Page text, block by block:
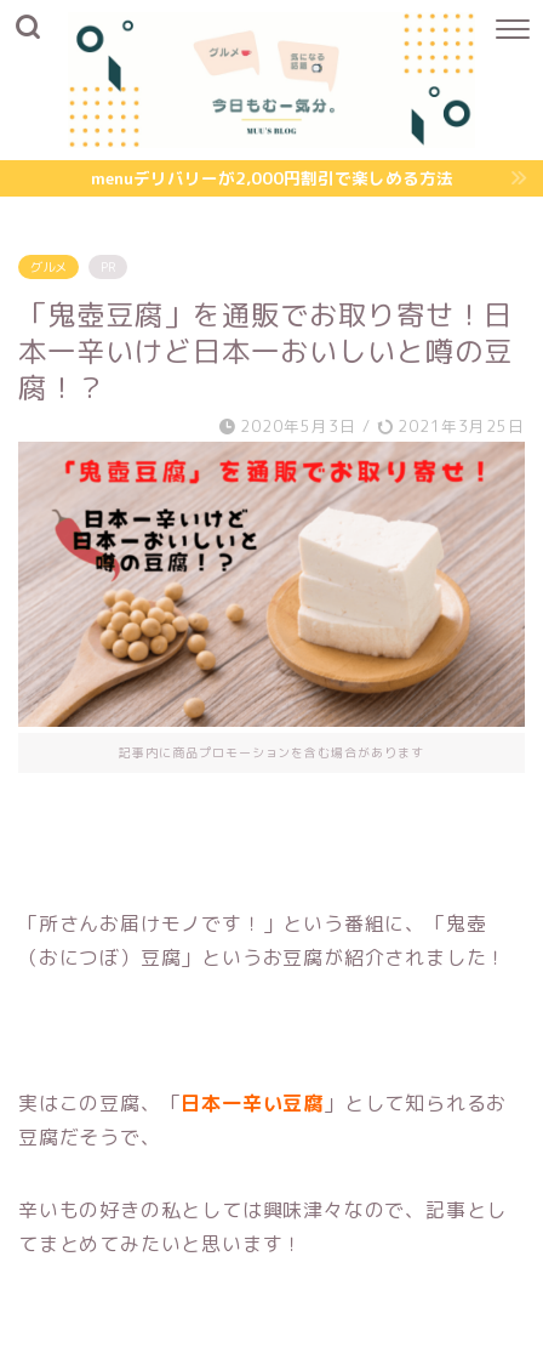
menuデリバリーが2,000円割引で楽しめる方法
グルメ PR
「鬼壺豆腐」を通販でお取り寄せ！日
本一辛いけど日本一おいしいと噂の豆
腐！？
2020年5月3日 / 2021年3月25日
記事内に商品プロモーションを含む場合があります
「所さんお届けモノです！」という番組に、「鬼壺
（おにつぼ）豆腐」というお豆腐が紹介されました！
実はこの豆腐、「日本一辛い豆腐 」として知られるお
豆腐だそうで、
辛いもの好きの私としては興味津々なので、記事とし
てまとめてみたいと思います！